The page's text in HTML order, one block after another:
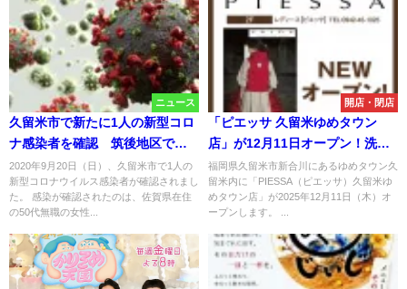
ニュース
久留米市で新たに1人の新型コロ
ナ感染者を確認 筑後地区では
他に感染なし【9/20】
2020年9月20日（日）、久留米市で1人の
新型コロナウイルス感染者が確認されまし
た。 感染が確認されたのは、佐賀県在住
の50代無職の女性...
開店・閉店
「ピエッサ 久留米ゆめタウン
店」が12月11日オープン！洗練
された大人のこだわりブランド
福岡県久留米市新合川にあるゆめタウン久
留米内に「PIESSA（ピエッサ）久留米ゆ
めタウン店」が2025年12月11日（木）オ
ープンします。 ...